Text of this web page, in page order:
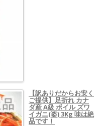
【訳ありだからお安く
ご提供】足折れ カナ
ダ産 A級 ボイル ズワ
イガニ(姿) 3Kg 味は絶
品です！